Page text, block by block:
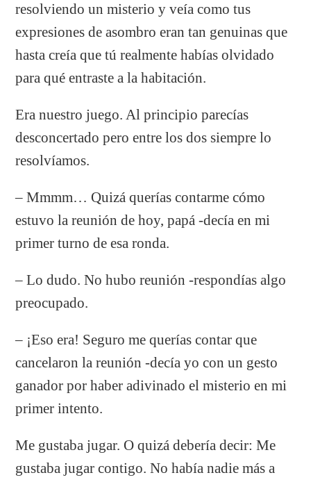
resolviendo un misterio y veía como tus
expresiones de asombro eran tan genuinas que
hasta creía que tú realmente habías olvidado
para qué entraste a la habitación.
Era nuestro juego. Al principio parecías
desconcertado pero entre los dos siempre lo
resolvíamos.
– Mmmm… Quizá querías contarme cómo
estuvo la reunión de hoy, papá -decía en mi
primer turno de esa ronda.
– Lo dudo. No hubo reunión -respondías algo
preocupado.
– ¡Eso era! Seguro me querías contar que
cancelaron la reunión -decía yo con un gesto
ganador por haber adivinado el misterio en mi
primer intento.
Me gustaba jugar. O quizá debería decir: Me
gustaba jugar contigo. No había nadie más a